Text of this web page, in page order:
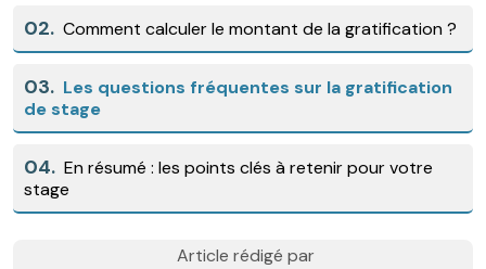
02. Comment calculer le montant de la gratification ?
03. Les questions fréquentes sur la gratification
de stage
04. En résumé : les points clés à retenir pour votre
stage
Article rédigé par